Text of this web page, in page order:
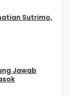
Sutrimo,
Jawab